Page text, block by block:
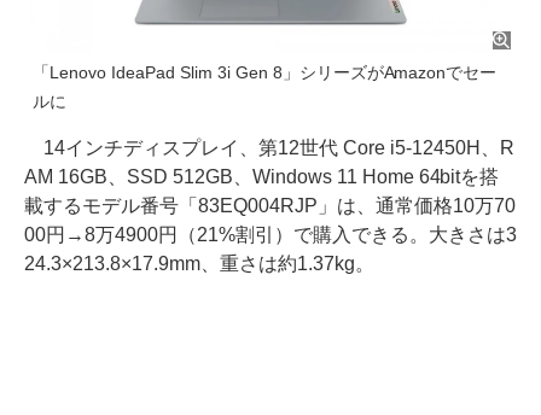
「Lenovo IdeaPad Slim 3i Gen 8」シリーズがAmazonでセー
ルに
14インチディスプレイ、第12世代 Core i5-12450H、R
AM 16GB、SSD 512GB、Windows 11 Home 64bitを搭
載するモデル番号「83EQ004RJP」は、通常価格10万70
00円→8万4900円（21%割引）で購入できる。大きさは3
24.3×213.8×17.9mm、重さは約1.37kg。